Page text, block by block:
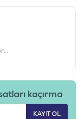
kaçırma
KAYIT OL